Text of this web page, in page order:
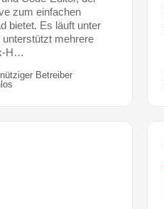
zum einfachen
bietet. Es läuft unter
mehrere
H…
Betreiber